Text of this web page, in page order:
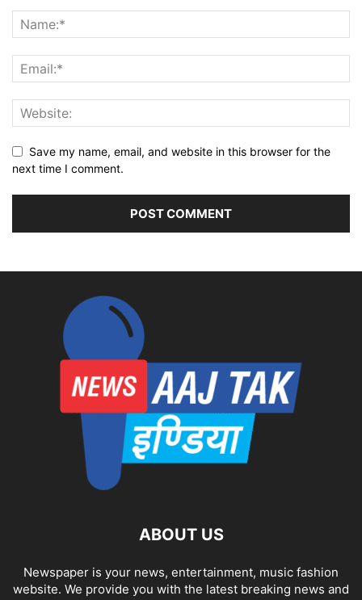
Save my name, email, and website in this browser for the
next time I comment.
ABOUT US
Newspaper is your news, entertainment, music fashion
website. We provide you with the latest breaking news and